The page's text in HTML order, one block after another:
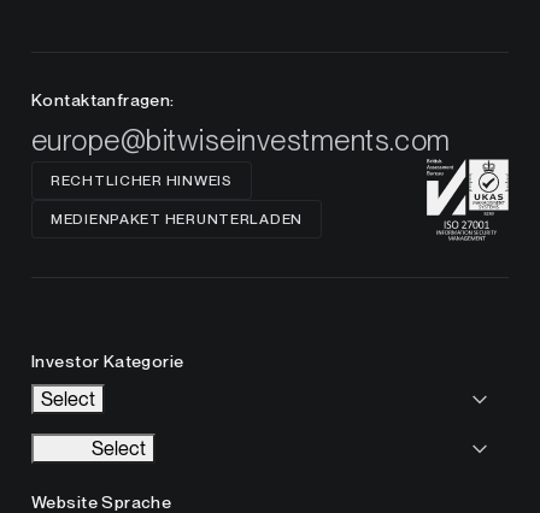
Kontaktanfragen:
europe@bitwiseinvestments.com
RECHTLICHER HINWEIS
MEDIENPAKET HERUNTERLADEN
Investor Kategorie
Select
Select
Website Sprache